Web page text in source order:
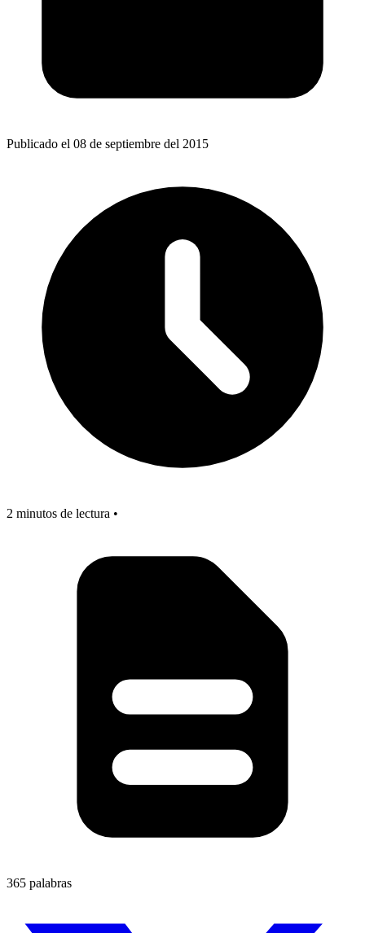
Publicado el 08 de septiembre del 2015
2 minutos de lectura •
365 palabras